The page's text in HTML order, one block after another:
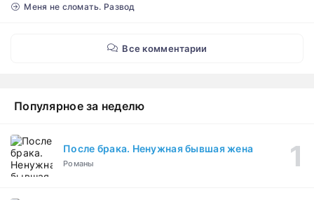
Меня не сломать. Развод
Все комментарии
Популярное за неделю
После брака. Ненужная бывшая жена
Романы